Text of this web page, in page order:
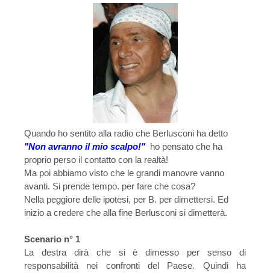
Quando ho sentito alla radio che Berlusconi ha detto
"Non avranno il mio scalpo!" ho pensato che ha
proprio perso il contatto con la realtà!
Ma poi abbiamo visto che le grandi manovre vanno
avanti. Si prende tempo. per fare che cosa?
Nella peggiore delle ipotesi, per B. per dimettersi. Ed
inizio a credere che alla fine Berlusconi si dimetterà.
Scenario n° 1
La destra dirà che si è dimesso per senso di
responsabilità nei confronti del Paese. Quindi ha